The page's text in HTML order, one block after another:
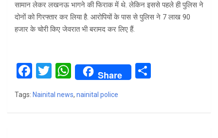
सामान लेकर लखनऊ भागने की फिराक में थे. लेकिन इससे पहले ही पुलिस ने
दोनों को गिरफ्तार कर लिया है. आरोपियों के पास से पुलिस ने 7 लाख 90
हजार के चोरी किए जेवरात भी बरामद कर लिए हैं.
F
ce
b
T
tt
er
W
h
at
s
Share
e
Tags: Nainital news, nainital police